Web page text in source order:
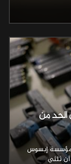
الحد من
ومؤسسة إبسوس
أن ثلثي